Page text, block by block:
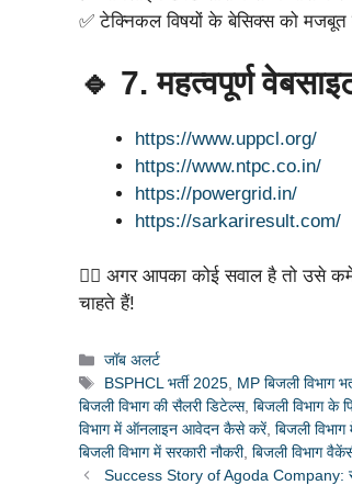
✅ टेक्निकल विषयों के बेसिक्स को
🔹 7. महत्वपूर्ण
https://www.uppcl.org/
https://www.ntpc.co.in/
https://powergrid.in/
https://sarkariresult.com/
🙋‍♂️ अगर आपका कोई सवाल है तो उसे
चाहते हैं!
Categories
जॉब अलर्ट
Tags
BSPHCL भर्ती 2025, MP बिजली विभाग
बिजली विभाग की सैलरी डिटेल्स, बिजली विभाग के
विभाग में ऑनलाइन आवेदन कैसे करें, बिजली विभाग
बिजली विभाग में सरकारी नौकरी, बिजली विभाग
Success Story of Agoda Company: